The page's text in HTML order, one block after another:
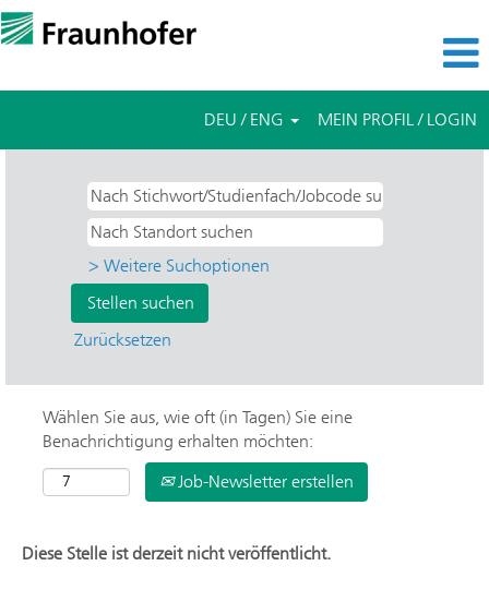
DEU / ENG MEIN PROFIL / LOGIN
> Weitere Suchoptionen
Zurücksetzen
Wählen Sie aus, wie oft (in Tagen) Sie eine
Benachrichtigung erhalten möchten:
Job-Newsletter erstellen
Diese Stelle ist derzeit nicht veröffentlicht.